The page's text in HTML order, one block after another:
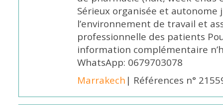
Sérieux organisée et autonome
l’environnement de travail et
professionnelle des patients
information complémentaire
WhatsApp: 0679703078
Marrakech | Références n°